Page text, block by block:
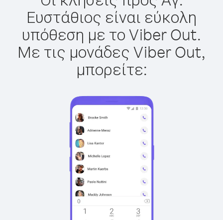
Ευστάθιος είναι εύκολη
υπόθεση με το Viber Out.
Με τις μονάδες Viber Out,
μπορείτε: